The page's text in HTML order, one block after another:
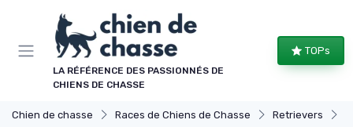
LA RÉFÉRENCE DES PASSIONNÉS DE
CHIENS DE CHASSE
TOPs
Chien de chasse Races de Chiens de Chasse Retrievers
Panneau de gestion des cookies